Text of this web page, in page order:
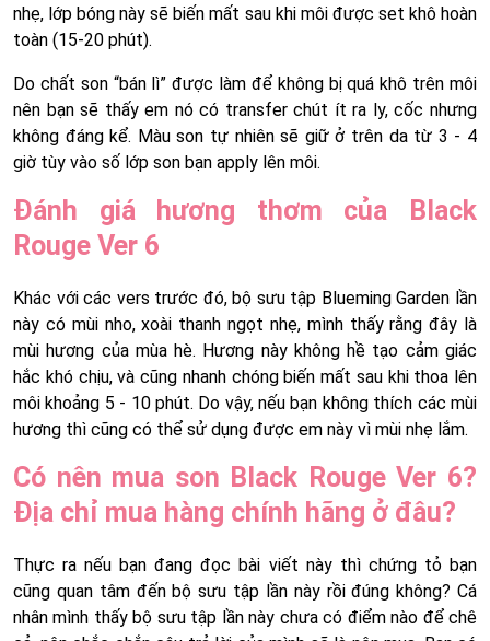
nhẹ, lớp bóng này sẽ biến mất sau khi môi được set khô hoàn
toàn (15-20 phút).
Do chất son “bán lì” được làm để không bị quá khô trên môi
nên bạn sẽ thấy em nó có transfer chút ít ra ly, cốc nhưng
không đáng kể. Màu son tự nhiên sẽ giữ ở trên da từ 3 - 4
giờ tùy vào số lớp son bạn apply lên môi.
Đánh giá hương thơm của Black
Rouge Ver 6
Khác với các vers trước đó, bộ sưu tập Blueming Garden lần
này có mùi nho, xoài thanh ngọt nhẹ, mình thấy rằng đây là
mùi hương của mùa hè. Hương này không hề tạo cảm giác
hắc khó chịu, và cũng nhanh chóng biến mất sau khi thoa lên
môi khoảng 5 - 10 phút. Do vậy, nếu bạn không thích các mùi
hương thì cũng có thể sử dụng được em này vì mùi nhẹ lắm.
Có nên mua son Black Rouge Ver 6?
Địa chỉ mua hàng chính hãng ở đâu?
Thực ra nếu bạn đang đọc bài viết này thì chứng tỏ bạn
cũng quan tâm đến bộ sưu tập lần này rồi đúng không? Cá
nhân mình thấy bộ sưu tập lần này chưa có điểm nào để chê